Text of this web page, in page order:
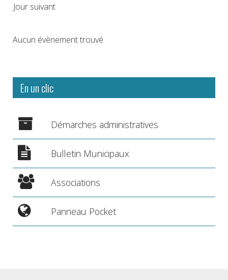
Jour suivant
Aucun évènement trouvé
En un clic
Démarches administratives
Bulletin Municipaux
Associations
Panneau Pocket